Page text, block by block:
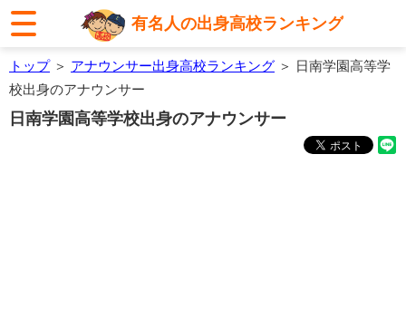
有名人の出身高校ランキング
トップ＞ アナウンサー出身高校ランキング ＞ 日南学園高等学
校出身のアナウンサー
日南学園高等学校出身のアナウンサー